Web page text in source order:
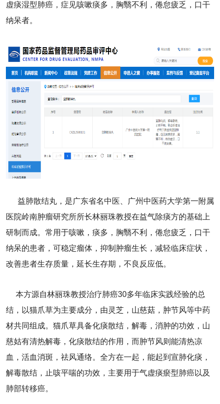
虚痰湿型肺癌，症见咳嗽痰多，胸翳不利，倦怠疲乏，口干
纳呆者。
益肺散结丸，是广东省名中医、广州中医药大学第一附属
医院岭南肿瘤研究所所长林丽珠教授在益气除痰方的基础上
研制而成。常用于咳嗽，痰多，胸翳不利，倦怠疲乏，口干
纳呆的患者，可稳定瘤体，抑制肿瘤生长，减轻临床症状，
改善患者生存质量，延长生存期，不良反应低。
本方源自林丽珠教授治疗肺癌30多年临床实践经验的总
结，以猫爪草为主要成分，由灵芝，山慈菇，肿节风等中药
材共同组成。猫爪草具备化痰散结，解毒，消肿的功效，山
慈姑有清热解毒，化痰散结的作用，而肿节风则能清热凉
血，活血消斑，祛风通络。全方在一起，能起到宣肺化痰，
解毒散结，止咳平喘的功效，主要用于气虚痰瘀型肺癌以及
肺部转移癌。